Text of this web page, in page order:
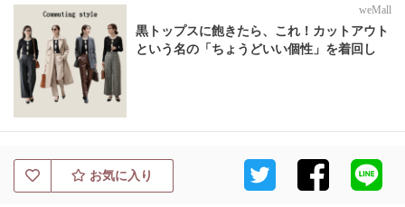
weMall
黒トップスに飽きたら、これ！カットアウト
という名の「ちょうどいい個性」を着回し
お気に入り